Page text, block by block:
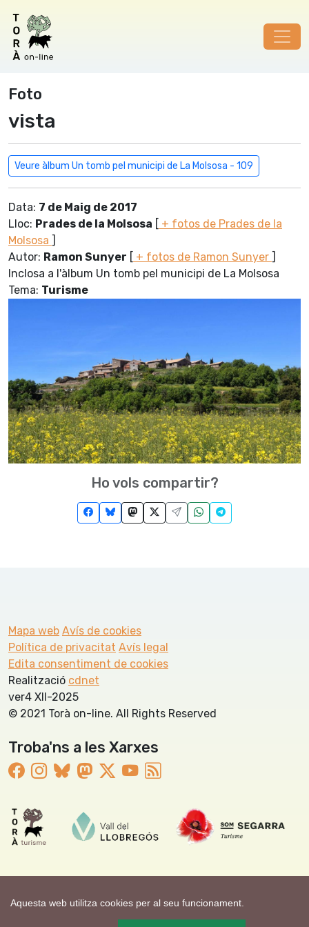
Aquesta web utilitza cookies per al seu funcionament.
Foto
vista
Veure àlbum Un tomb pel municipi de La Molsosa - 109
Data: 7 de Maig de 2017
Lloc: Prades de la Molsosa [ + fotos de Prades de la
Molsosa ]
Autor: Ramon Sunyer [ + fotos de Ramon Sunyer ]
Inclosa a l'àlbum Un tomb pel municipi de La Molsosa
Tema: Turisme
Ho vols compartir?
Mapa web Avís de cookies
Política de privacitat Avís legal
Edita consentiment de cookies
Realització cdnet
ver4 XII-2025
© 2021 Torà on-line. All Rights Reserved
Troba'ns a les Xarxes